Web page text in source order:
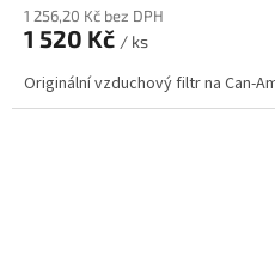
1 256,20 Kč bez DPH
1 520 Kč / ks
Originální vzduchový filtr na Can-